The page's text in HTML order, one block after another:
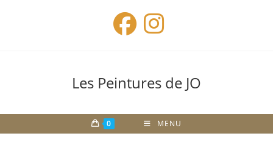
Les Peintures de JO
0 MENU